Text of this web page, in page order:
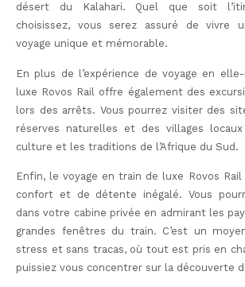
désert du Kalahari. Quel que soit
choisissez, vous serez assuré de vivre
voyage unique et mémorable.
En plus de l’expérience de voyage en
luxe Rovos Rail offre également des
lors des arrêts. Vous pourrez visiter des
réserves naturelles et des villages
culture et les traditions de l’Afrique du Sud.
Enfin, le voyage en train de luxe Rovos
confort et de détente inégalé. Vous
dans votre cabine privée en admirant les
grandes fenêtres du train. C’est un
stress et sans tracas, où tout est pris en
puissiez vous concentrer sur la découverte